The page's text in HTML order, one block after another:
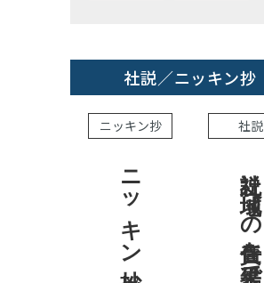
社説／ニッキン抄
ニッキン抄 社説
社説 地域への責任を結果で示せ